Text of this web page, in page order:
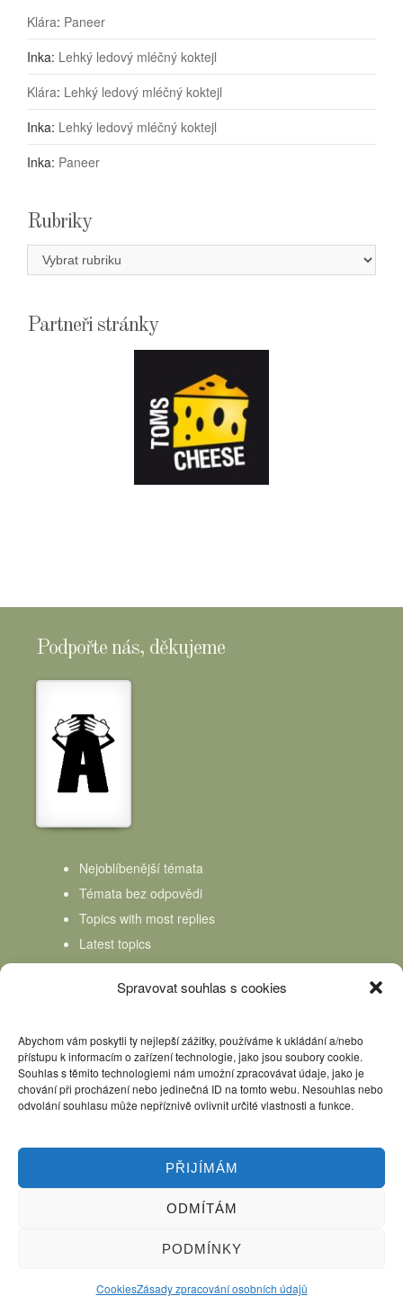
Spravovat souhlas s cookies
Abychom vám poskytli ty nejlepší zážitky, používáme k ukládání a/nebo
přístupu k informacím o zařízení technologie, jako jsou soubory cookie.
Souhlas s těmito technologiemi nám umožní zpracovávat údaje, jako je
chování při procházení nebo jedinečná ID na tomto webu. Nesouhlas nebo
odvolání souhlasu může nepříznivě ovlivnit určité vlastnosti a funkce.
PŘIJÍMÁM
ODMÍTÁM
PODMÍNKY
CookiesZásady zpracování osobních údajů
Klára: Paneer
Inka: Lehký ledový mléčný koktejl
Klára: Lehký ledový mléčný koktejl
Inka: Lehký ledový mléčný koktejl
Inka: Paneer
Rubriky
Rubriky
Partneři stránky
Podpořte nás, děkujeme
Nejoblíbenější témata
Témata bez odpovědi
Topics with most replies
Latest topics
Topics Freshness
Kniha Domácí mlékař Nápověda